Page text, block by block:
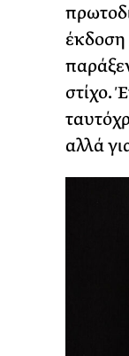
στίχο.
αλλά